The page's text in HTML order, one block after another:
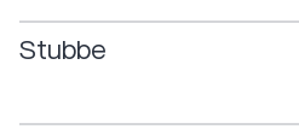
Stubbe